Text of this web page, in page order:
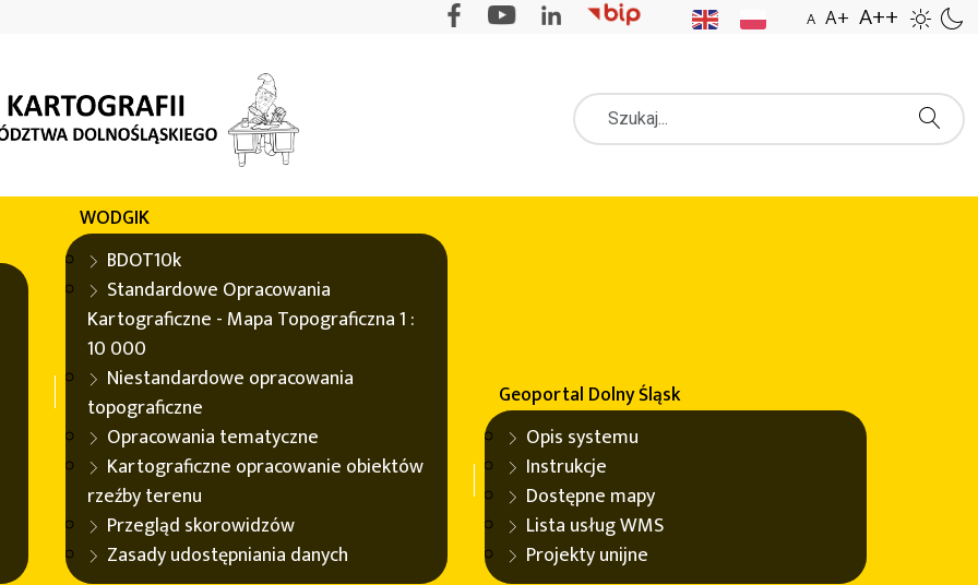
A A+ A++
Szukaj
WODGIK
BDOT10k
Standardowe Opracowania
Kartograficzne - Mapa Topograficzna 1 :
10 000
Niestandardowe opracowania
topograficzne
Opracowania tematyczne
Kartograficzne opracowanie obiektów
rzeźby terenu
Przegląd skorowidzów
Zasady udostępniania danych
Geoportal Dolny Śląsk
Opis systemu
Instrukcje
Dostępne mapy
Lista usług WMS
Projekty unijne
Danych Obiektów Topograficznych (BDOT10k) dla 10. wybranych powiatów województwa dolnośląskiego wraz z
na aktualizację Bazy Danych Obiektów Topograficznych (BDOT10k) dla
dolnośląskiego wraz z rzeźbą terenu
publiczne na aktualizację Bazy Danych Obiektów Topograficznych (BDOT10k) dla 10. wybranych
Termin ich składania upływa 7 kwietnia br.